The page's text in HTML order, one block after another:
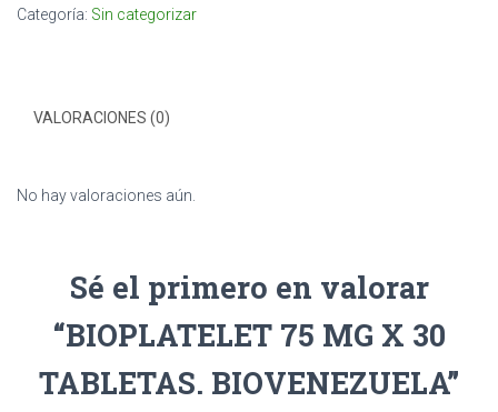
Categoría: Sin categorizar
VALORACIONES (0)
No hay valoraciones aún.
Sé el primero en valorar
“BIOPLATELET 75 MG X 30
TABLETAS. BIOVENEZUELA”